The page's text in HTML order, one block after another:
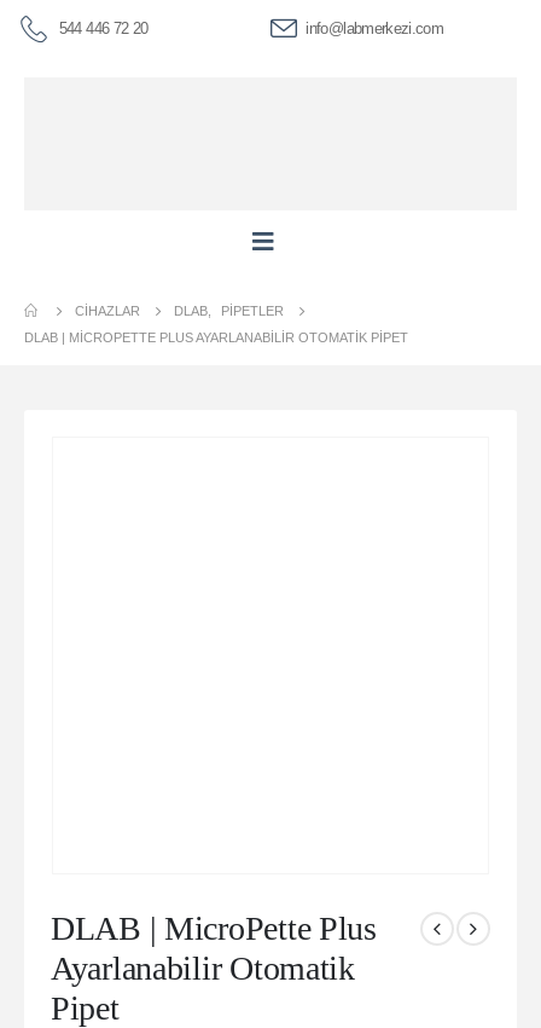
544 446 72 20 info@labmerkezi.com
CIHAZLAR DLAB
PIPETLER
DLAB | MICROPETTE PLUS AYARLANABILIR OTOMATIK PIPET
DLAB | MicroPette Plus
Ayarlanabilir Otomatik
Pipet